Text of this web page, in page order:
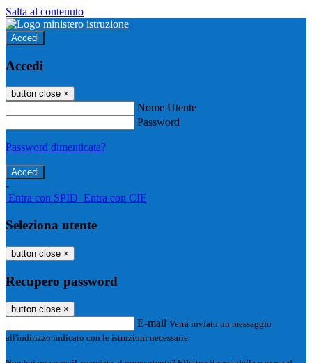
Salta al contenuto
Accedi
Accedi
button close ×
Nome Utente
Password
Password dimenticata?
-
Entra con SPID Entra con CIE
Seleziona utente
button close ×
Recupero password
button close ×
E-mail Verrà inviato un messaggio
all'indirizzo indicato con le istruzioni necessarie.